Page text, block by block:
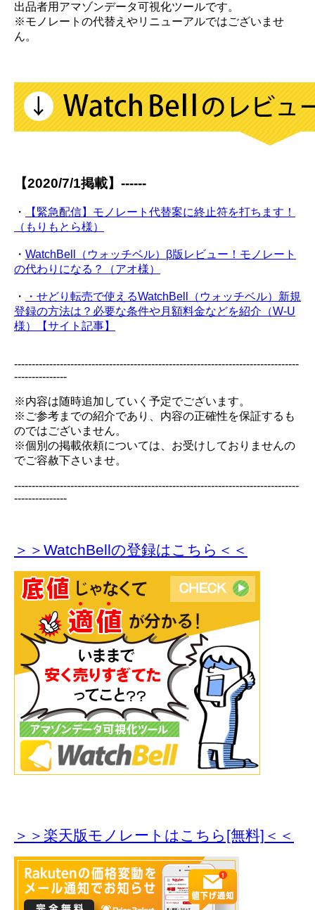
出品者用アマゾンデータ可視化ツールです。
※モノレートの代替えやリニューアルではございませ
ん。
【2020/7/1掲載】------
・
【緊急配信】モノレート代替案に終止符を打ちます！
（もりもとら様）
・ WatchBell（ウォッチベル）β版レビュー！モノレート
の代わりになる？（アオ様）
・
・せどり転売で使えるWatchBell（ウォッチベル）新規
登録の方法は？必要な条件や月額料金などを紹介（W-U
様）【サイト記事】
---------------------------------------------------------------------------------
---------------
※内容は随時追加していく予定でございます。
※ご参考までの紹介であり、内容の正確性を保証するも
のではございません。
※個別の掲載依頼については、お受けしておりませんの
でご容赦下さいませ。
---------------------------------------------------------------------------------
---------------
＞＞WatchBellの登録はこちら＜＜
＞＞楽天版モノレートはこちら[無料]＜＜